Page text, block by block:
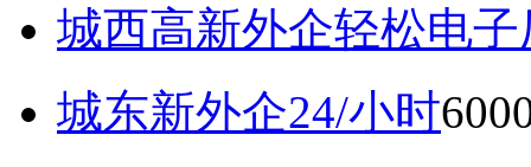
城西高新外企轻松电子
城东新外企24/小时